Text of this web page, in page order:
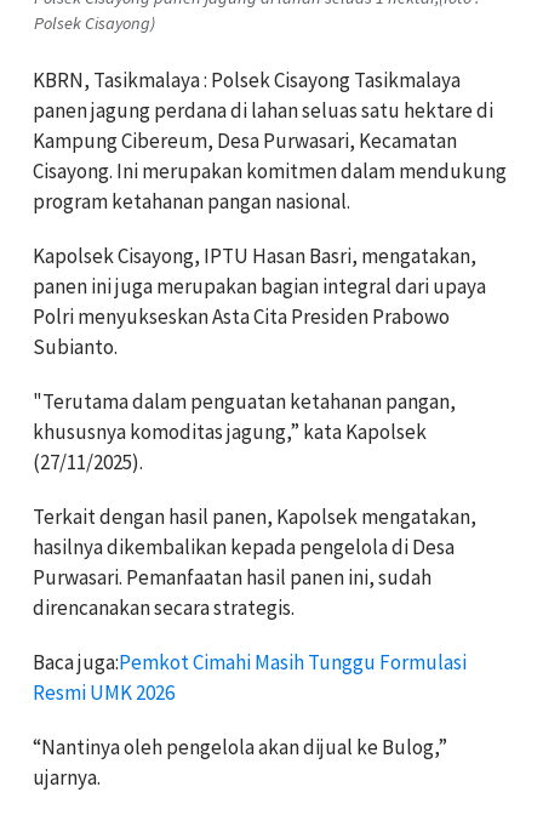
Polsek Cisayong)
KBRN, Tasikmalaya : Polsek Cisayong Tasikmalaya
panen jagung perdana di lahan seluas satu hektare di
Kampung Cibereum, Desa Purwasari, Kecamatan
Cisayong. Ini merupakan komitmen dalam mendukung
program ketahanan pangan nasional.
Kapolsek Cisayong, IPTU Hasan Basri, mengatakan,
panen ini juga merupakan bagian integral dari upaya
Polri menyukseskan Asta Cita Presiden Prabowo
Subianto.
"Terutama dalam penguatan ketahanan pangan,
khususnya komoditas jagung,” kata Kapolsek
(27/11/2025).
Terkait dengan hasil panen, Kapolsek mengatakan,
hasilnya dikembalikan kepada pengelola di Desa
Purwasari. Pemanfaatan hasil panen ini, sudah
direncanakan secara strategis.
Baca juga:Pemkot Cimahi Masih Tunggu Formulasi
Resmi UMK 2026
“Nantinya oleh pengelola akan dijual ke Bulog,”
ujarnya.